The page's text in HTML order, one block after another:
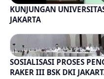
KUNJUNGAN
JAKARTA
SOSIALISASI PROSES
RAKER III BSK DKI